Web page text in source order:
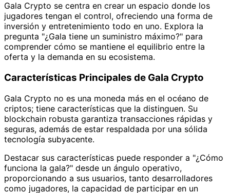
Gala Crypto se centra en crear un espacio donde los
jugadores tengan el control, ofreciendo una forma de
inversión y entretenimiento todo en uno. Explora la
pregunta "¿Gala tiene un suministro máximo?" para
comprender cómo se mantiene el equilibrio entre la
oferta y la demanda en su ecosistema.
Características Principales de Gala Crypto
Gala Crypto no es una moneda más en el océano de
criptos; tiene características que la distinguen. Su
blockchain robusta garantiza transacciones rápidas y
seguras, además de estar respaldada por una sólida
tecnología subyacente.
Destacar sus características puede responder a "¿Cómo
funciona la gala?" desde un ángulo operativo,
proporcionando a sus usuarios, tanto desarrolladores
como jugadores, la capacidad de participar en un